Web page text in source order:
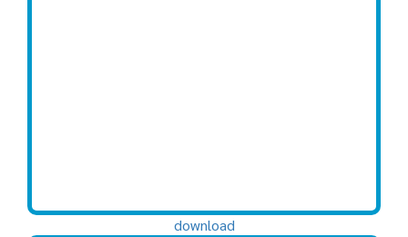
download